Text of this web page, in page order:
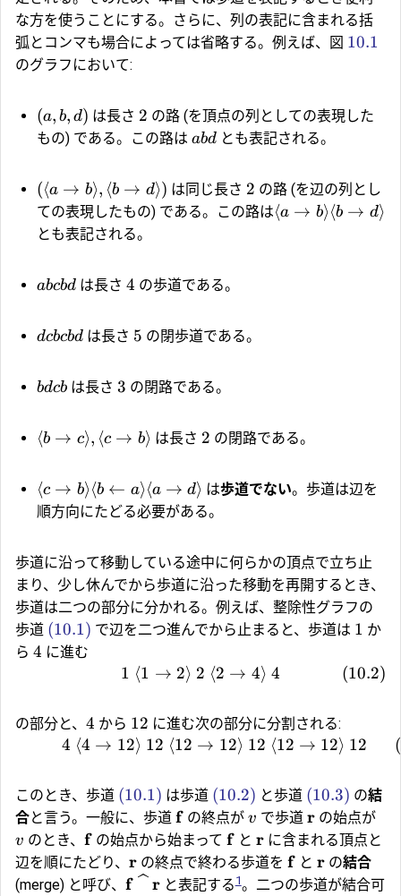
な方を使うことにする。さらに、列の表記に含まれる括
弧とコンマも場合によっては省略する。例えば、図 10.1
のグラフにおいて:
(a, b, d) は長さ 2 の路 (を頂点の列としての表現した
もの) である。この路は abd とも表記される。
(⟨a → b⟩, ⟨b → d⟩) は同じ長さ 2 の路 (を辺の列とし
ての表現したもの) である。この路は⟨a → b⟩⟨b → d⟩
とも表記される。
abcbd は長さ 4 の歩道である。
dcbcbd は長さ 5 の閉歩道である。
bdcb は長さ 3 の閉路である。
⟨b → c⟩, ⟨c → b⟩ は長さ 2 の閉路である。
⟨c → b⟩⟨b ← a⟩⟨a → d⟩ は歩道でない。歩道は辺を
順方向にたどる必要がある。
歩道に沿って移動している途中に何らかの頂点で立ち止
まり、少し休んでから歩道に沿った移動を再開するとき、
歩道は二つの部分に分かれる。例えば、整除性グラフの
歩道 (10.1) で辺を二つ進んでから止まると、歩道は 1 か
ら 4 に進む
1 ⟨1 → 2⟩ 2 ⟨2 → 4⟩ 4 (10.2)
の部分と、 4 から 12 に進む次の部分に分割される:
4 ⟨4 → 12⟩ 12 ⟨12 → 12⟩ 12 ⟨12 → 12⟩ 12 (
このとき、歩道 (10.1) は歩道 (10.2) と歩道 (10.3) の結
合と言う。一般に、歩道 f の終点がv で歩道 rの始点が
v のとき、 fの始点から始まって fと rに含まれる頂点と
辺を順にたどり、 r の終点で終わる歩道を f とr の結合
(merge) と呼び、 f rと表記する1。二つの歩道が結合可